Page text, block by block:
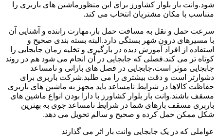
شود.وانت بار بلوار کشاورز برای این منظورماشین های باربری را
متناسب با مکان مشتریان انتخاب می کند.
سرعت حمل و نقل به مسافت حمل بار،مهارت راننده و آشنایی آن
با مسیرهای درون شهر بستگی دارد.البته بسته بندی صحیح و
استفاده از افراد آموزش دیده در بارگیری و تخلیه زمان جابجایی را
کوتاه تر می کند.فصلی که جابجایی در آن انجام می شود هم در روند
جابجایی موثر است،جابجایی در فصل های بارانی و نامساعد
دشوارتر است و دقت بیشتری را می طلبد.شرکت باربری برای
حفاظت کالاها در شرایط نامساعد باید مجهز به ماشین های باربری
مسقف باشند.وانت بار بلوار کشاورز با دارا بودن انواع ماشین های
باربری مسقف بارهای شما در شرایط نامساعد جوی به بهترین
شکل ممکن حمل کرده و صحیح و سالم تحویل می دهد.
عواملی که در یک جابجایی وانت بار اثر می گذارند